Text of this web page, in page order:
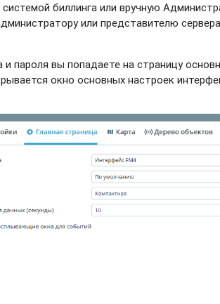
биллинга или вручную
или представителю
и пароля вы попадаете на страницу
окно основных настроек